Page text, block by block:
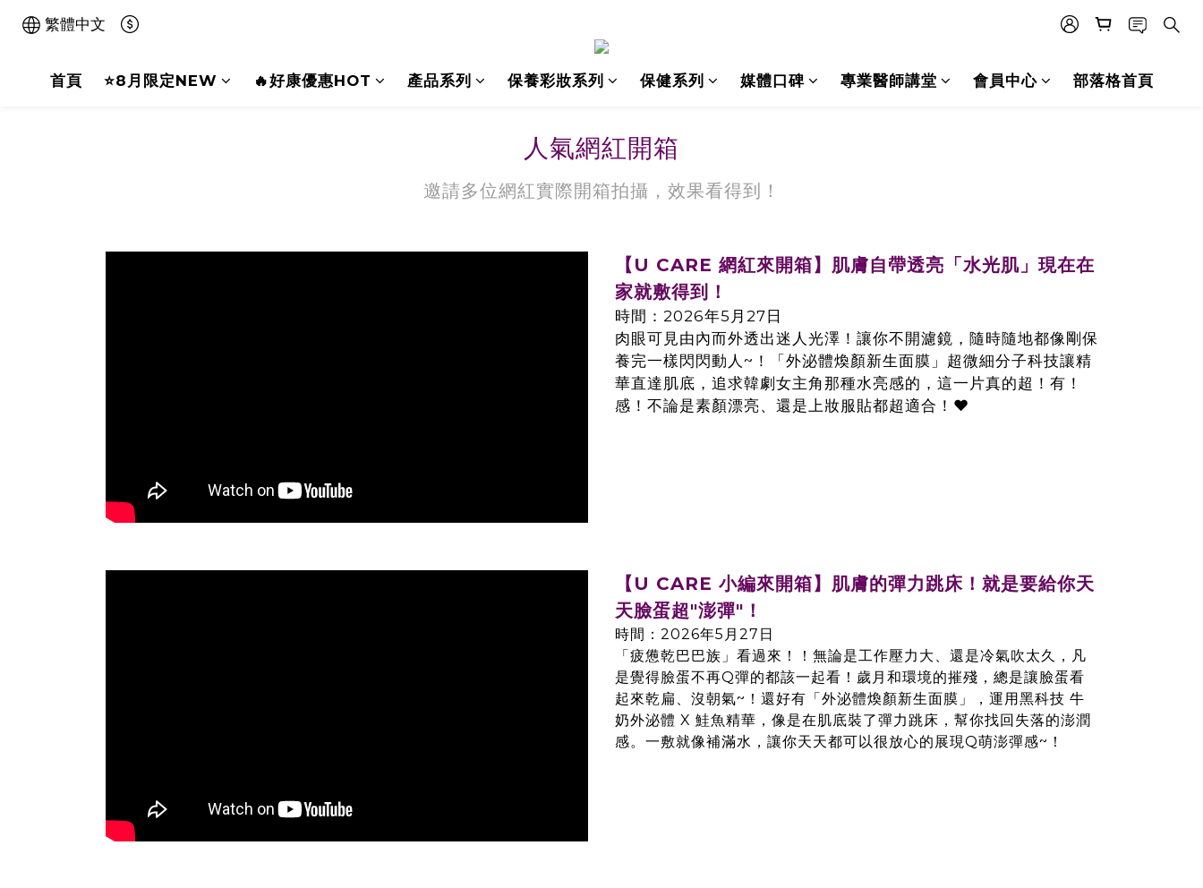
繁體中文
首頁 ⭐8月限定NEW 🔥好康優惠HOT 產品系列 保養彩妝系列 保健系列 媒體口碑 專業醫師講堂 會員中心 部落格首頁
人氣網紅開箱
邀請多位網紅實際開箱拍攝，效果看得到！
【U CARE 網紅來開箱】肌膚自帶透亮「水光肌」現在在
家就敷得到！
時間：2026年5月27日
肉眼可見由內而外透出迷人光澤！讓你不開濾鏡，隨時隨地都像剛保
養完一樣閃閃動人~！「外泌體煥顏新生面膜」超微細分子科技讓精
華直達肌底，追求韓劇女主角那種水亮感的，這一片真的超！有！
感！不論是素顏漂亮、還是上妝服貼都超適合！❤️
【U CARE 小編來開箱】肌膚的彈力跳床！就是要給你天
天臉蛋超"澎彈"！
時間：2026年5月27日
「疲憊乾巴巴族」看過來！！無論是工作壓力大、還是冷氣吹太久，凡
是覺得臉蛋不再Q彈的都該一起看！歲月和環境的摧殘，總是讓臉蛋看
起來乾扁、沒朝氣~！還好有「外泌體煥顏新生面膜」，運用黑科技 牛
奶外泌體 X 鮭魚精華，像是在肌底裝了彈力跳床，幫你找回失落的澎潤
感。一敷就像補滿水，讓你天天都可以很放心的展現Q萌澎彈感~！